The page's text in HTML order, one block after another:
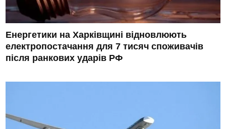
Енергетики на Харківщині відновлюють
електропостачання для 7 тисяч споживачів
після ранкових ударів РФ